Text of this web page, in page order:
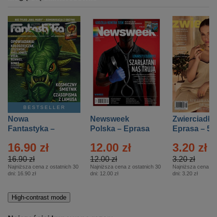
BESTSELLER
Nowa
Fantastyka –
16.90 zł
16.90 zł
Najniższa cena z ostatnich 30
dni: 16.90 zł
Newsweek
Polska – Eprasa
12.00 zł
12.00 zł
Najniższa cena z ostatnich 30
dni: 12.00 zł
Zwierciadło
Eprasa – 5/
3.20 zł
3.20 zł
Najniższa cena z
dni: 3.20 zł
High-contrast mode